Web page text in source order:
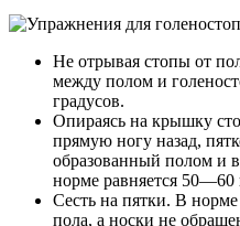
Не отрывая стопы от
между полом и
градусов.
Опираясь на крышку
прямую ногу назад,
образованный полом и
норме равняется 50—60
Сесть на пятки. В
пола, а носки не